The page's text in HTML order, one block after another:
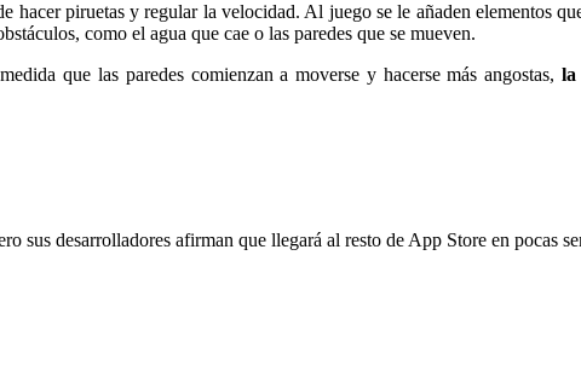
hacer piruetas y regular la velocidad. Al juego se le añaden elementos
como el agua que cae o las paredes que se mueven.
que las paredes comienzan a moverse y hacerse más angostas,la
sus desarrolladores afirman que llegará al resto de App Store en pocas